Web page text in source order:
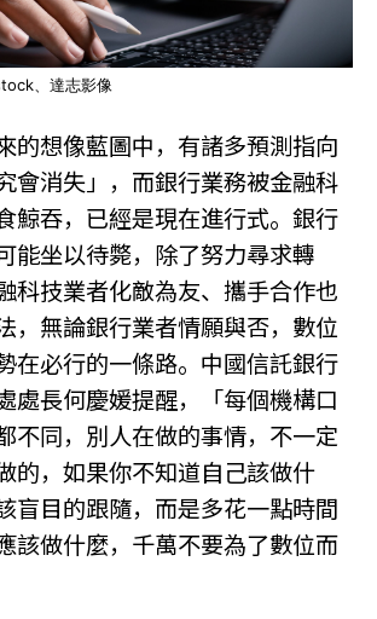
、達志影像
的想像藍圖中，有諸多預測指向
會消失」，而銀行業務被金融科
鯨吞，已經是現在進行式。銀行
能坐以待斃，除了努力尋求轉
科技業者化敵為友、攜手合作也
，無論銀行業者情願與否，數位
在必行的一條路。中國信託銀行
處長何慶媛提醒，「每個機構口
不同，別人在做的事情，不一定
的，如果你不知道自己該做什
盲目的跟隨，而是多花一點時間
該做什麼，千萬不要為了數位而